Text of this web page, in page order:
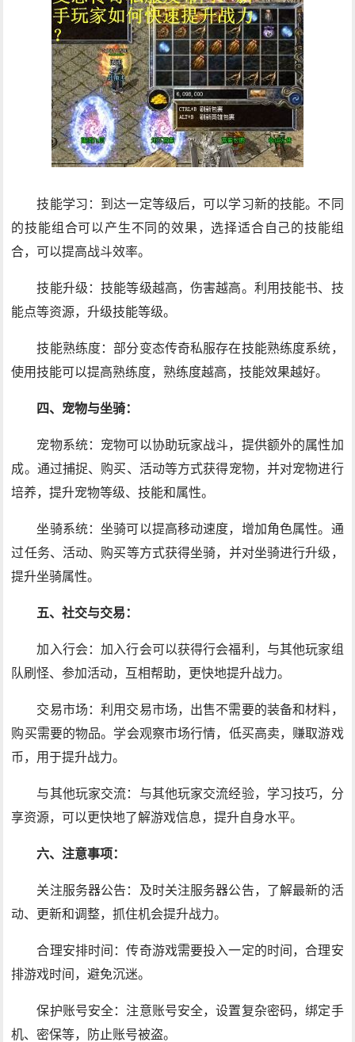
技能学习：到达一定等级后，可以学习新的技能。不同
的技能组合可以产生不同的效果，选择适合自己的技能组
合，可以提高战斗效率。
技能升级：技能等级越高，伤害越高。利用技能书、技
能点等资源，升级技能等级。
技能熟练度：部分变态传奇私服存在技能熟练度系统，
使用技能可以提高熟练度，熟练度越高，技能效果越好。
四、宠物与坐骑：
宠物系统：宠物可以协助玩家战斗，提供额外的属性加
成。通过捕捉、购买、活动等方式获得宠物，并对宠物进行
培养，提升宠物等级、技能和属性。
坐骑系统：坐骑可以提高移动速度，增加角色属性。通
过任务、活动、购买等方式获得坐骑，并对坐骑进行升级，
提升坐骑属性。
五、社交与交易：
加入行会：加入行会可以获得行会福利，与其他玩家组
队刷怪、参加活动，互相帮助，更快地提升战力。
交易市场：利用交易市场，出售不需要的装备和材料，
购买需要的物品。学会观察市场行情，低买高卖，赚取游戏
币，用于提升战力。
与其他玩家交流：与其他玩家交流经验，学习技巧，分
享资源，可以更快地了解游戏信息，提升自身水平。
六、注意事项：
关注服务器公告：及时关注服务器公告，了解最新的活
动、更新和调整，抓住机会提升战力。
合理安排时间：传奇游戏需要投入一定的时间，合理安
排游戏时间，避免沉迷。
保护账号安全：注意账号安全，设置复杂密码，绑定手
机、密保等，防止账号被盗。